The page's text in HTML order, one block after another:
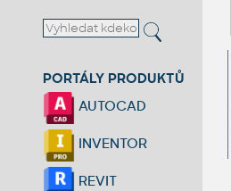
PORTÁLY PRODUKTŮ
AUTOCAD
INVENTOR
REVIT